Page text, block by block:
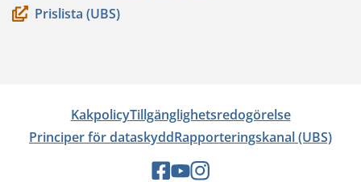
Prislista (UBS)
KakpolicyTillgänglighetsredogörelse
Principer för dataskyddRapporteringskanal (UBS)
Sociala
Sociala
Sociala